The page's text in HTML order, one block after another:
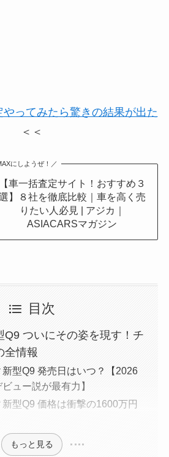
やってみたら驚きの結果が出た
＜＜
にしようぜ！／
【車一括査定サイト！おすすめ３
】８社を徹底比較｜車を高く売
りたい人必見 | アジカ｜
ASIACARSマガジン
目次
Q9 ついにその姿を現す！チ
全情報
新型Q9 発売日はいつ？【2026
ュー説が最有力】
型Q9 価格は衝撃の1600万円
もっと見る